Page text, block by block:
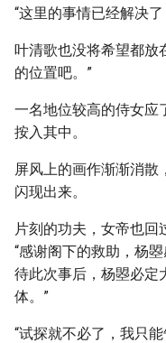
“这里的事情已经解决
叶清歌也没将希望都放
的位置吧。”
一名地位较高的侍女应
按入其中。
屏风上的画作渐渐消
闪现出来。
片刻的功夫，女帝也回
“感谢阁下的救助，杨
待此次事后，杨曌必定
体。”
“试探就不必了，我只